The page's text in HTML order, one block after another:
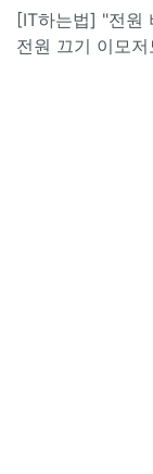
[IT하는법] "전원
전원 끄기 이모저